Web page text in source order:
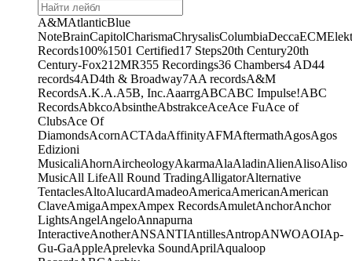
A&MAtlanticBlue
NoteBrainCapitolCharismaChrysalisColumbiaDeccaECM
Records100%1501 Certified17 Steps20th Century20th
Century-Fox21 2MR355 Recordings36 Chambers4 AD44
records4AD4th & Broadway7AA recordsA&M
RecordsA.K.A.A5B, Inc.AaarrgABCABC Impulse!ABC
RecordsAbkcoAbsintheAbstrakceAceAce FuAce of
ClubsAce Of
DiamondsAcornACTAdaAffinityAFMAftermathAgosAgos
Edizioni
MusicaliAhornAircheologyAkarmaAlaAladinAlienAlisoAliso
MusicAll LifeAll Round TradingAlligatorAlternative
TentaclesAltoAlucardAmadeoAmericaAmericanAmerican
ClaveAmigaAmpexAmpex RecordsAmuletAnchorAnchor
LightsAngelAngeloAnnapurna
InteractiveAnotherANSANTIAntillesAntropANWOAOIAp-
Gu-GaAppleAprelevka SoundAprilAqualoop